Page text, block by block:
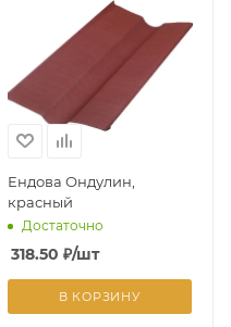
Ендова Ондулин,
красный
Достаточно
318.50 ₽/шт
В КОРЗИНУ